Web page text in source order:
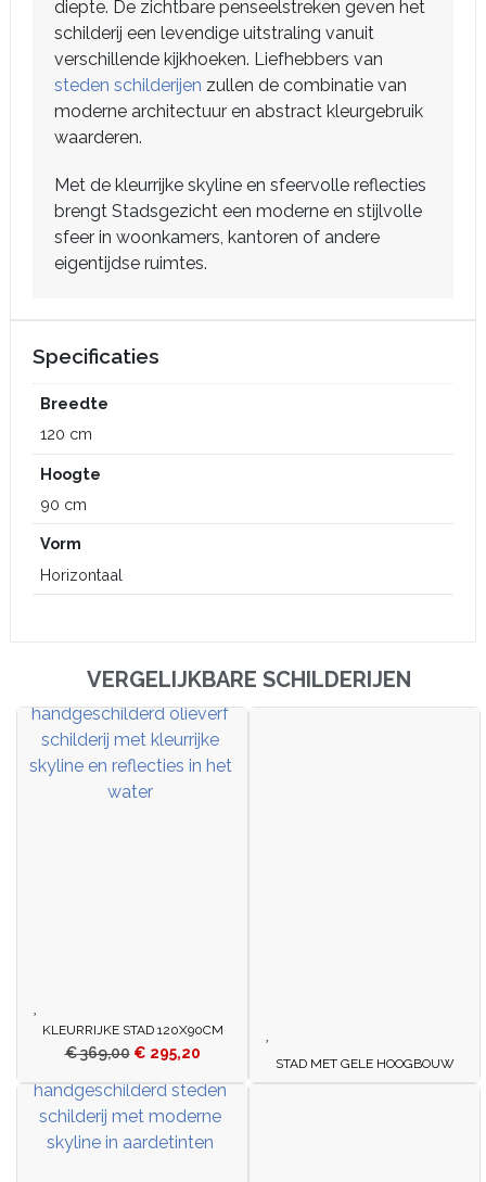
diepte. De zichtbare penseelstreken geven het
schilderij een levendige uitstraling vanuit
verschillende kijkhoeken. Liefhebbers van
steden schilderijen zullen de combinatie van
moderne architectuur en abstract kleurgebruik
waarderen.
Met de kleurrijke skyline en sfeervolle reflecties
brengt Stadsgezicht een moderne en stijlvolle
sfeer in woonkamers, kantoren of andere
eigentijdse ruimtes.
Specificaties
Breedte
120 cm
Hoogte
90 cm
Vorm
Horizontaal
VERGELIJKBARE SCHILDERIJEN
KLEURRIJKE STAD 120X90CM
€369,00 € 295,20
STAD MET GELE HOOGBOUW